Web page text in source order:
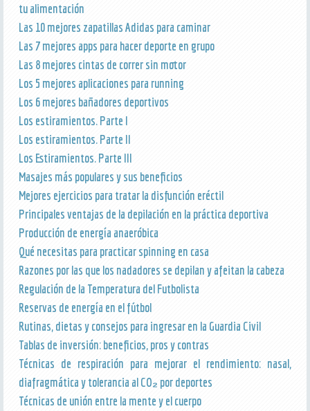
tu alimentación
Las 10 mejores zapatillas Adidas para caminar
Las 7 mejores apps para hacer deporte en grupo
Las 8 mejores cintas de correr sin motor
Los 5 mejores aplicaciones para running
Los 6 mejores bañadores deportivos
Los estiramientos. Parte I
Los estiramientos. Parte II
Los Estiramientos. Parte III
Masajes más populares y sus beneficios
Mejores ejercicios para tratar la disfunción eréctil
Principales ventajas de la depilación en la práctica deportiva
Producción de energía anaeróbica
Qué necesitas para practicar spinning en casa
Razones por las que los nadadores se depilan y afeitan la cabeza
Regulación de la Temperatura del Futbolista
Reservas de energía en el fútbol
Rutinas, dietas y consejos para ingresar en la Guardia Civil
Tablas de inversión: beneficios, pros y contras
Técnicas de respiración para mejorar el rendimiento: nasal,
diafragmática y tolerancia al CO₂ por deportes
Técnicas de unión entre la mente y el cuerpo